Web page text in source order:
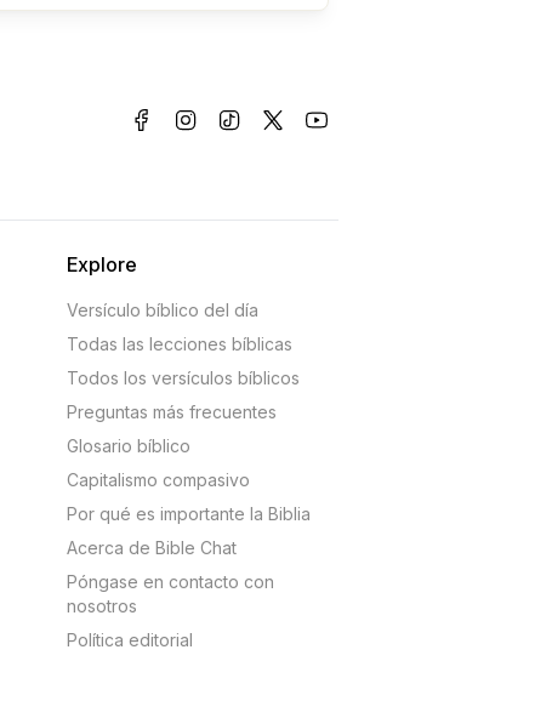
Explore
Versículo bíblico del día
Todas las lecciones bíblicas
Todos los versículos bíblicos
Preguntas más frecuentes
Glosario bíblico
Capitalismo compasivo
Por qué es importante la Biblia
Acerca de Bible Chat
Póngase en contacto con
nosotros
Política editorial